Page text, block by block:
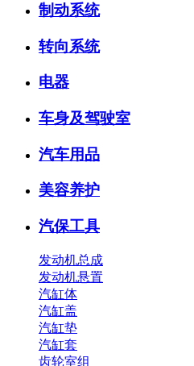
制动系统
转向系统
电器
车身及驾驶室
汽车用品
美容养护
汽保工具
发动机总成
发动机悬置
汽缸体
汽缸盖
汽缸垫
汽缸套
齿轮室组